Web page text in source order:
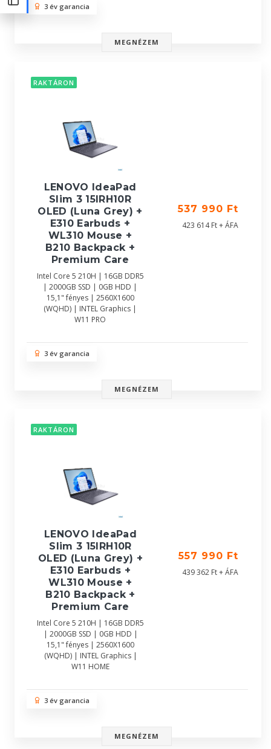
3 év garancia
MEGNÉZEM
RAKTÁRON
LENOVO IdeaPad
Slim 3 15IRH10R
OLED (Luna Grey) +
E310 Earbuds +
WL310 Mouse +
B210 Backpack +
Premium Care
Intel Core 5 210H | 16GB DDR5
| 2000GB SSD | 0GB HDD |
15,1" fényes | 2560X1600
(WQHD) | INTEL Graphics |
W11 PRO
537 990 Ft
423 614 Ft + ÁFA
3 év garancia
MEGNÉZEM
RAKTÁRON
LENOVO IdeaPad
Slim 3 15IRH10R
OLED (Luna Grey) +
E310 Earbuds +
WL310 Mouse +
B210 Backpack +
Premium Care
Intel Core 5 210H | 16GB DDR5
| 2000GB SSD | 0GB HDD |
15,1" fényes | 2560X1600
(WQHD) | INTEL Graphics |
W11 HOME
557 990 Ft
439 362 Ft + ÁFA
3 év garancia
MEGNÉZEM